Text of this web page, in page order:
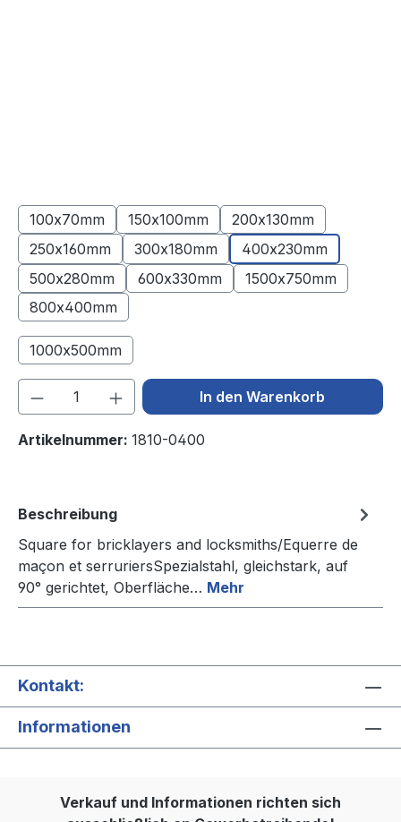
100x70mm 150x100mm
200x130mm
250x160mm
300x180mm
400x230mm
500x280mm
600x330mm
1500x750mm
800x400mm
1000x500mm
(Diese Option ist zurzeit nicht verfügbar.)
Produkt Anzahl: Gib denIn den Warenkorb
Artikelnummer: 1810-0400
Beschreibung
Square for bricklayers and locksmiths/Equerre de
maçon et serruriersSpezialstahl, gleichstark, auf
90° gerichtet, Oberfläche… Mehr
Kontakt:
Informationen
Verkauf und Informationen richten sich